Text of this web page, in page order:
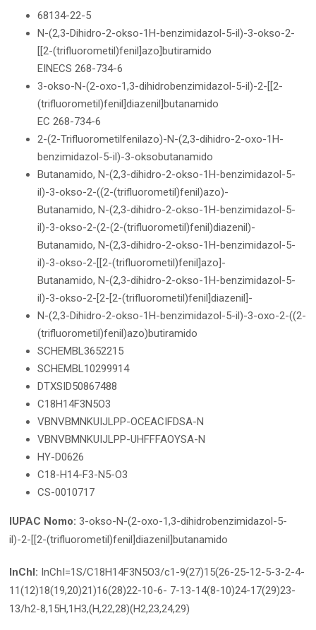
68134-22-5
N-(2,3-Dihidro-2-okso-1H-benzimidazol-5-il)-3-okso-2-
[[2-(trifluorometil)fenil]azo]butiramido
EINECS 268-734-6
3-okso-N-(2-oxo-1,3-dihidrobenzimidazol-5-il)-2-[[2-
(trifluorometil)fenil]diazenil]butanamido
EC 268-734-6
2-(2-Trifluorometilfenilazo)-N-(2,3-dihidro-2-oxo-1H-
benzimidazol-5-il)-3-oksobutanamido
Butanamido, N-(2,3-dihidro-2-okso-1H-benzimidazol-5-
il)-3-okso-2-((2-(trifluorometil)fenil)azo)-
Butanamido, N-(2,3-dihidro-2-okso-1H-benzimidazol-5-
il)-3-okso-2-(2-(2-(trifluorometil)fenil)diazenil)-
Butanamido, N-(2,3-dihidro-2-okso-1H-benzimidazol-5-
il)-3-okso-2-[[2-(trifluorometil)fenil]azo]-
Butanamido, N-(2,3-dihidro-2-okso-1H-benzimidazol-5-
il)-3-okso-2-[2-[2-(trifluorometil)fenil]diazenil]-
N-(2,3-Dihidro-2-okso-1H-benzimidazol-5-il)-3-oxo-2-((2-
(trifluorometil)fenil)azo)butiramido
SCHEMBL3652215
SCHEMBL10299914
DTXSID50867488
C18H14F3N5O3
VBNVBMNKUIJLPP-OCEACIFDSA-N
VBNVBMNKUIJLPP-UHFFFAOYSA-N
HY-D0626
C18-H14-F3-N5-O3
CS-0010717
IUPAC Nomo: 3-okso-N-(2-oxo-1,3-dihidrobenzimidazol-5-
il)-2-[[2-(trifluorometil)fenil]diazenil]butanamido
InChI: InChI=1S/C18H14F3N5O3/c1-9(27)15(26-25-12-5-3-2-4-
11(12)18(19,20)21)16(28)22-10-6- 7-13-14(8-10)24-17(29)23-
13/h2-8,15H,1H3,(H,22,28)(H2,23,24,29)